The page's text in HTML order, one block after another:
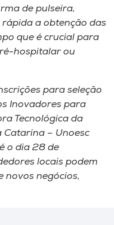
de pulseira,
a obtenção das
que é crucial para
hospitalar ou
para seleção
Inovadores para
Tecnológica da
Catarina – Unoesc
o dia 28 de
locais podem
novos negócios,